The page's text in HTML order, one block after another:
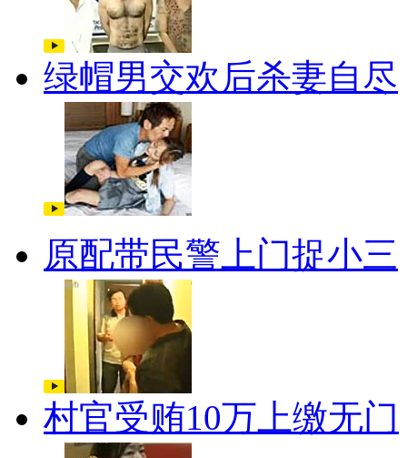
绿帽男交欢后杀妻自尽
原配带民警上门捉小三
村官受贿10万上缴无门